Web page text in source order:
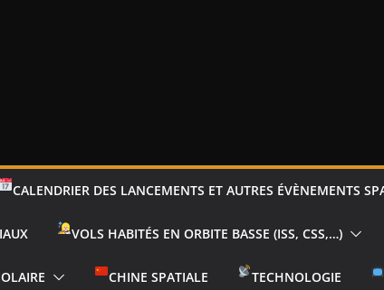
CALENDRIER DES LANCEMENTS ET AUTRES ÉVÈNEMENTS
VOLS HABITÉS EN ORBITE BASSE (ISS, CSS,…)
CHINE SPATIALE TECHNOLOGIE